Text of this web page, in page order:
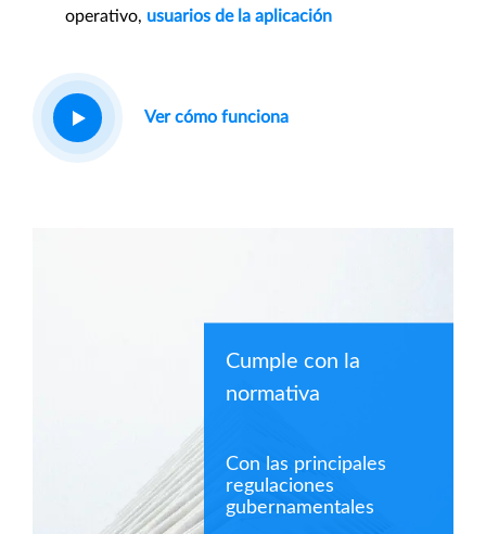
operativo, usuarios de la aplicación
Ver cómo funciona
Cumple con la
normativa
Con las principales
regulaciones
gubernamentales